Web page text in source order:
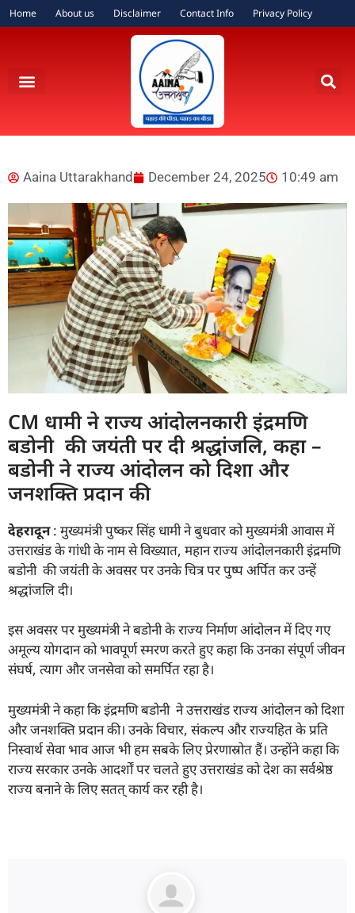
Home About us Disclaimer Contact Info Privacy Policy
Aaina Uttarakhand December 24, 2025 10:49 am
CM धामी ने राज्य आंदोलनकारी इंद्रमणि
बडोनी की जयंती पर दी श्रद्धांजलि, कहा –
बडोनी ने राज्य आंदोलन को दिशा और
जनशक्ति प्रदान की
देहरादून: मुख्यमंत्री पुष्कर सिंह धामी ने बुधवार को मुख्यमंत्री आवास में
उत्तराखंड के गांधी के नाम से विख्यात, महान राज्य आंदोलनकारी इंद्रमणि
बडोनी की जयंती के अवसर पर उनके चित्र पर पुष्प अर्पित कर उन्हें
श्रद्धांजलि दी।
इस अवसर पर मुख्यमंत्री ने बडोनी के राज्य निर्माण आंदोलन में दिए गए
अमूल्य योगदान को भावपूर्ण स्मरण करते हुए कहा कि उनका संपूर्ण जीवन
संघर्ष, त्याग और जनसेवा को समर्पित रहा है।
मुख्यमंत्री ने कहा कि इंद्रमणि बडोनी ने उत्तराखंड राज्य आंदोलन को दिशा
और जनशक्ति प्रदान की। उनके विचार, संकल्प और राज्यहित के प्रति
निस्वार्थ सेवा भाव आज भी हम सबके लिए प्रेरणास्रोत हैं। उन्होंने कहा कि
राज्य सरकार उनके आदर्शों पर चलते हुए उत्तराखंड को देश का सर्वश्रेष्ठ
राज्य बनाने के लिए सतत् कार्य कर रही है।